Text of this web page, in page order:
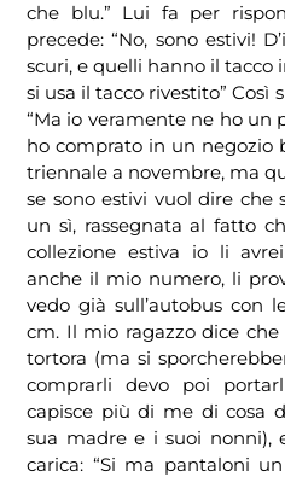
che blu.” Lui fa per
precede: “No, sono estivi!
scuri, e quelli hanno il tacco
si usa il tacco rivestito” Così
“Ma io veramente ne ho un
ho comprato in un negozio
triennale a novembre, ma
se sono estivi vuol dire che
un sì, rassegnata al fatto
collezione estiva io li avrei
anche il mio numero, li
vedo già sull’autobus con
cm. Il mio ragazzo dice
tortora (ma si
comprarli devo poi
capisce più di me di cosa
sua madre e i suoi nonni),
carica: “Si ma pantaloni